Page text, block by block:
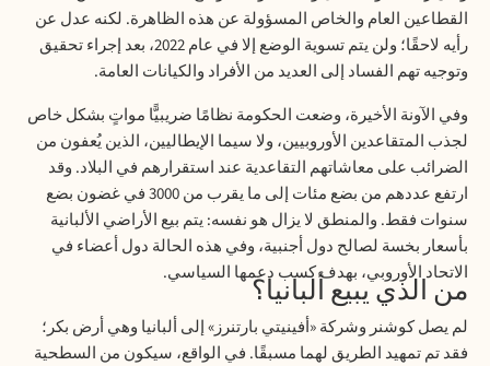
القطاعين العام والخاص المسؤولة عن هذه الظاهرة. لكنه عدل عن
رأيه لاحقًا؛ ولن يتم تسوية الوضع إلا في عام 2022، بعد إجراء تحقيق
وتوجيه تهم الفساد إلى العديد من الأفراد والكيانات العامة.
وفي الآونة الأخيرة، وضعت الحكومة نظامًا ضريبيًّا مواتٍ بشكل خاص
لجذب المتقاعدين الأوروبيين، ولا سيما الإيطاليين، الذين يُعفون من
الضرائب على معاشاتهم التقاعدية عند استقرارهم في البلاد. وقد
ارتفع عددهم من بضع مئات إلى ما يقرب من 3000 في غضون بضع
سنوات فقط. والمنطق لا يزال هو نفسه: يتم بيع الأراضي الألبانية
بأسعار بخسة لصالح دول أجنبية، وفي هذه الحالة دول أعضاء في
الاتحاد الأوروبي، بهدف كسب دعمها السياسي.
من الذي يبيع ألبانيا؟
لم يصل كوشنر وشركة «أفينيتي بارتنرز» إلى ألبانيا وهي أرض بكر؛
فقد تم تمهيد الطريق لهما مسبقًا. في الواقع، سيكون من السطحية